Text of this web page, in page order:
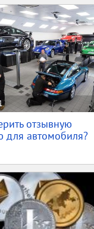
отзывную
для автомобиля?